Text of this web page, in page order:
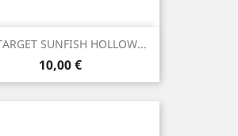
SUNFISH HOLLOW...
Preço
10,00 €